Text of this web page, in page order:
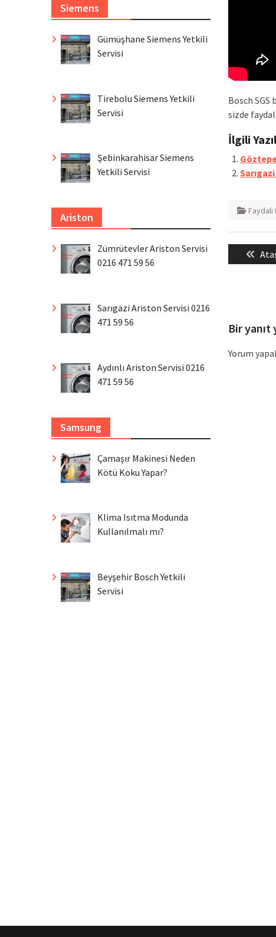
Bosch
sizde
İlgili
Yazı
Bir yanıt
Yorum
Siemens
Gümüşhane Siemens Yetkili
Servisi
Tirebolu Siemens Yetkili
Servisi
Şebinkarahisar Siemens
Yetkili Servisi
Ariston
Zümrütevler Ariston Servisi
0216 471 59 56
Sarıgazi Ariston Servisi 0216
471 59 56
Aydınlı Ariston Servisi 0216
471 59 56
Samsung
Çamaşır Makinesi Neden
Kötü Koku Yapar?
Klima Isıtma Modunda
Kullanılmalı mı?
Beyşehir Bosch Yetkili
Servisi